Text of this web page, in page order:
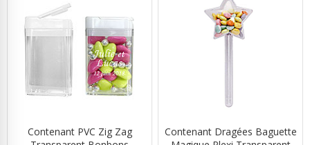
Contenant PVC Zig Zag
Contenant Dragées Baguette